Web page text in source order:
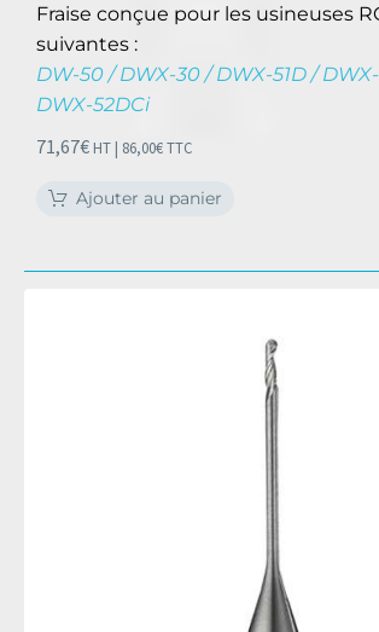
Fraise conçue pour les usineuses
suivantes :
DW-50 / DWX-30 / DWX-51D /
DWX-52DCi
71,67€ HT | 86,00€TTC
Ajouter au panier